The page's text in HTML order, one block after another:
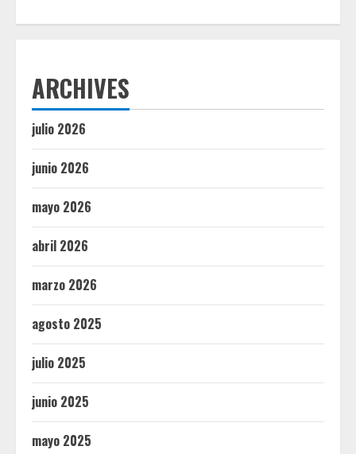
ARCHIVES
julio 2026
junio 2026
mayo 2026
abril 2026
marzo 2026
agosto 2025
julio 2025
junio 2025
mayo 2025